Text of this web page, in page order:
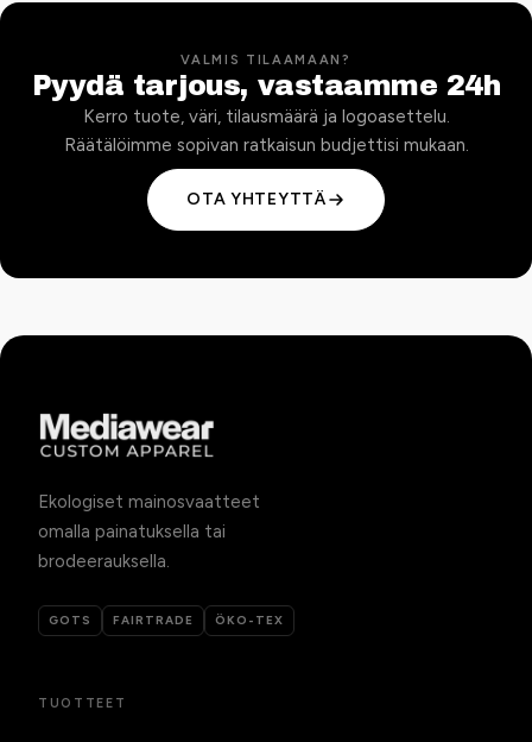
VALMIS TILAAMAAN?
Pyydä tarjous, vastaamme 24h
Kerro tuote, väri, tilausmäärä ja logoasettelu.
Räätälöimme sopivan ratkaisun budjettisi mukaan.
OTA YHTEYTTÄ
Ekologiset mainosvaatteet
omalla painatuksella tai
brodeerauksella.
GOTS FAIRTRADE ÖKO-TEX
TUOTTEET